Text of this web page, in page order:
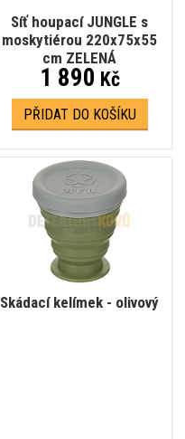
Síť houpací JUNGLE s
moskytiérou 220x75x55
cm ZELENÁ
1 890 Kč
PŘIDAT DO KOŠÍKU
Skádací kelímek - olivový